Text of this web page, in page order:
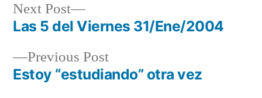
Post
navigation
Previous PostPrevious
post:
Estoy “estudiando” otra vez
Next Post
Next
post:
Las 5 del Viernes 31/Ene/2004